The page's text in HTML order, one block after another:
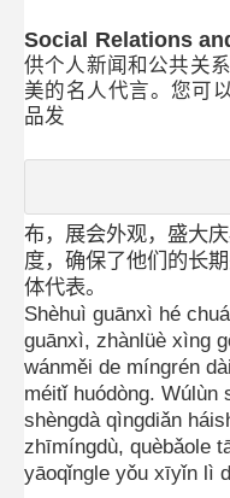
Social Relations
供个人新闻和公共关
美的名人代言。您可
品发
布，展会外观，盛大
度，确保了他们的长
体代表。
Shèhuì guānxì hé
guānxì, zhànlüè xìng
wánměi de míngrén
méitǐ huódòng. Wúlùn
shèngdà qìngdiǎn
zhīmíngdù, quèbǎole
yāoqǐngle yǒu xīyǐn lì